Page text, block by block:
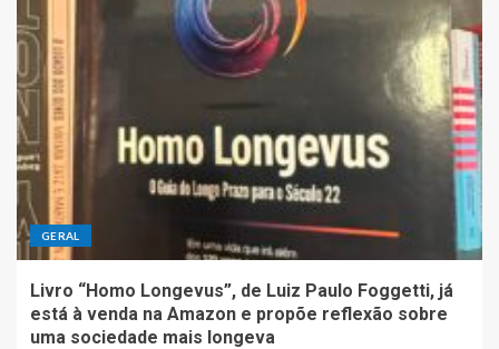
GERAL
Livro “Homo Longevus”, de Luiz Paulo Foggetti, já
está à venda na Amazon e propõe reflexão sobre
uma sociedade mais longeva